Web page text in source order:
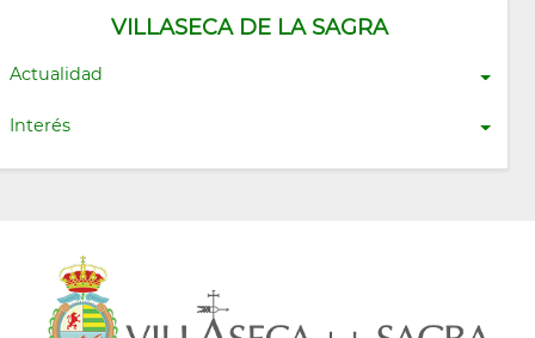
VILLASECA DE LA SAGRA
Actualidad
Interés